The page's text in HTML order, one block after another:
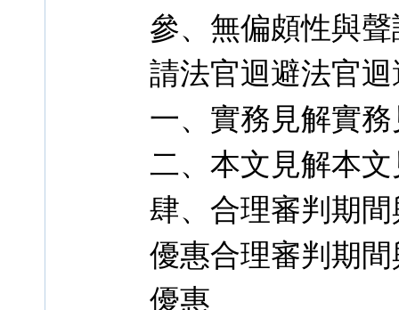
參、無偏頗性與
請法官迴避法官迴
一、實務見解實
二、本文見解本
肆、合理審判期
優惠合理審判期
優惠